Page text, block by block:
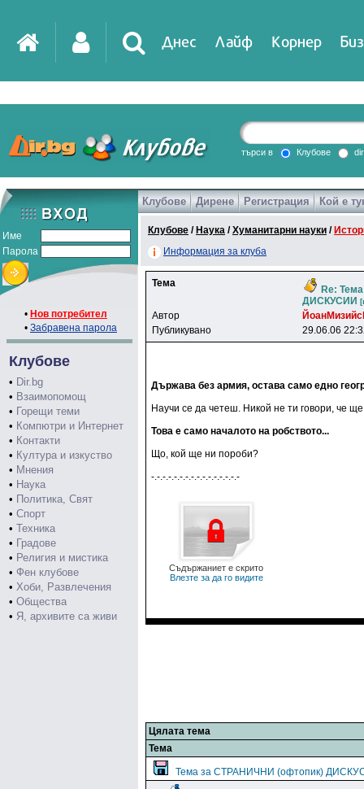
Днес Лайф Корнер
DirTV Impressio
Games
търси в Клубове
Име
Парола
• Нов потребител
• Забравена парола
Клубове
• Dir.bg
• Взаимопомощ
• Горещи теми
• Компютри и Интернет
• Контакти
• Култура и изкуство
• Мнения
• Наука
• Политика, Свят
• Спорт
• Техника
• Градове
• Религия и мистика
• Фен клубове
• Хоби, Развлечения
• Общества
• Я, архивите са живи
Клубове Дирене Регистрация Кой е
Клубове / Наука /Хуманитарни науки /
Информация за клуба
Тема
Re:
ДИСКУСИИ
Автор
Публикувано
29.06.06
Държава без армия, остава само едно
Научи се да четеш. Никой не ти говори, че
Това е само началото на робството...
Що, кой ще ни пороби?
-.-.-.-.-.-.-.-.-.-.-.-.-.-.-.-
Съдържаниет е скрито
Влезте за да го видите
Цялата тема
Тема
Тема за СТРАНИЧНИ (офтопик)